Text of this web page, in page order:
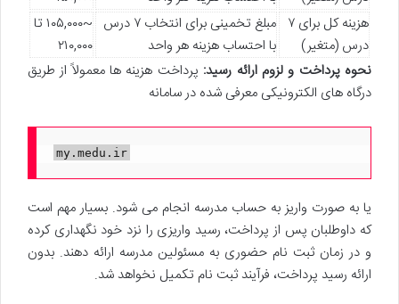
هزینه کل برای ۷
درس (متغیر)
مبلغ تخمینی برای انتخاب ۷ درس
با احتساب هزینه هر واحد
~۱۰۵,۰۰۰ تا
۲۱۰,۰۰۰
نحوه پرداخت و لزوم ارائه رسید: پرداخت هزینه ها معمولاً از طریق
درگاه های الکترونیکی معرفی شده در سامانه
my.medu.ir
یا به صورت واریز به حساب مدرسه انجام می شود. بسیار مهم است
که داوطلبان پس از پرداخت، رسید واریزی را نزد خود نگهداری کرده
و در زمان ثبت نام حضوری به مسئولین مدرسه ارائه دهند. بدون
ارائه رسید پرداخت، فرآیند ثبت نام تکمیل نخواهد شد.